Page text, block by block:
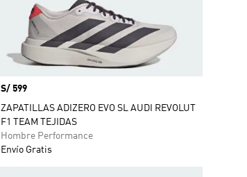
Precio
S/ 599
ZAPATILLAS ADIZERO EVO SL AUDI REVOLUT
F1 TEAM TEJIDAS
Hombre Performance
Envío Gratis